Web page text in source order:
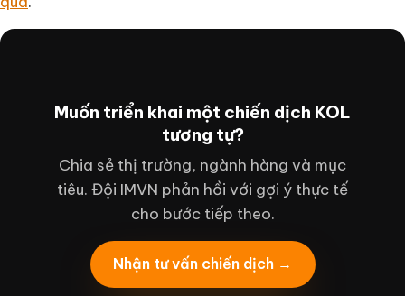
Muốn triển khai một chiến dịch KOL
tương tự?
Chia sẻ thị trường, ngành hàng và mục
tiêu. Đội IMVN phản hồi với gợi ý thực tế
cho bước tiếp theo.
Nhận tư vấn chiến dịch →